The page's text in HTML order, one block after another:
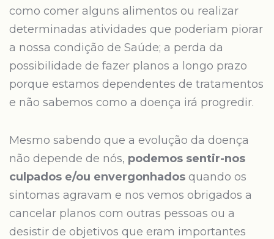
como comer alguns alimentos ou realizar
determinadas atividades que poderiam piorar
a nossa condição de Saúde; a perda da
possibilidade de fazer planos a longo prazo
porque estamos dependentes de tratamentos
e não sabemos como a doença irá progredir.
Mesmo sabendo que a evolução da doença
não depende de nós, podemos sentir-nos
culpados e/ou envergonhados quando os
sintomas agravam e nos vemos obrigados a
cancelar planos com outras pessoas ou a
desistir de objetivos que eram importantes